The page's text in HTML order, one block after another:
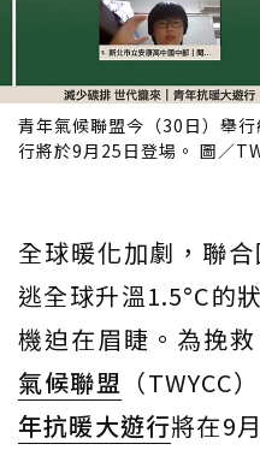
青年氣候聯盟今（30日）舉
行將於9月25日登場。 圖／
全球暖化加劇，聯
逃全球升溫1.5°C的
機迫在眉睫。為挽救
氣候聯盟 （TWYCC
年抗暖大遊行將在9